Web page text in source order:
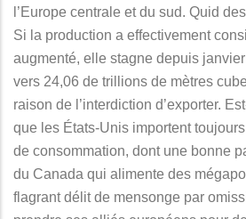
l’Europe centrale et du sud. Quid
Si la production a effectivement
augmenté, elle stagne depuis
vers 24,06 de trillions de mètres
raison de l’interdiction d’exporter.
que les États-Unis importent
de consommation, dont une bonne
du Canada qui alimente des
flagrant délit de mensonge par